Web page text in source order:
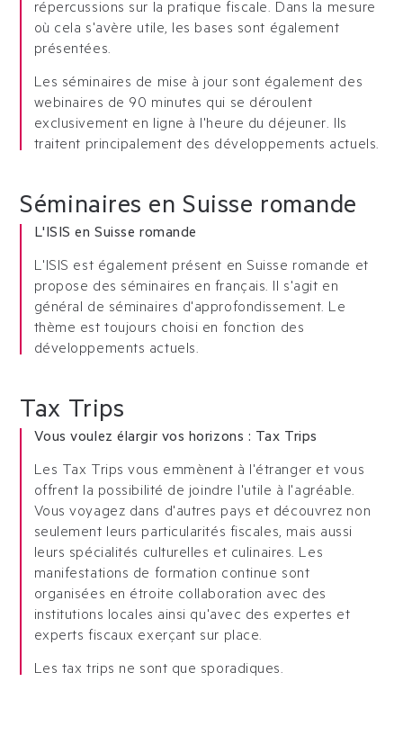
répercussions sur la pratique fiscale. Dans la mesure
où cela s'avère utile, les bases sont également
présentées.
Les séminaires de mise à jour sont également des
webinaires de 90 minutes qui se déroulent
exclusivement en ligne à l'heure du déjeuner. Ils
traitent principalement des développements actuels.
Séminaires en Suisse romande
L'ISIS en Suisse romande
L'ISIS est également présent en Suisse romande et
propose des séminaires en français. Il s'agit en
général de séminaires d'approfondissement. Le
thème est toujours choisi en fonction des
développements actuels.
Tax Trips
Vous voulez élargir vos horizons : Tax Trips
Les Tax Trips vous emmènent à l'étranger et vous
offrent la possibilité de joindre l'utile à l'agréable.
Vous voyagez dans d'autres pays et découvrez non
seulement leurs particularités fiscales, mais aussi
leurs spécialités culturelles et culinaires. Les
manifestations de formation continue sont
organisées en étroite collaboration avec des
institutions locales ainsi qu'avec des expertes et
experts fiscaux exerçant sur place.
Les tax trips ne sont que sporadiques.